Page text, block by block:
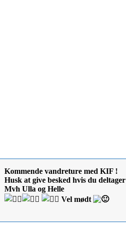
Kommende vandreture med KIF !
Husk at give besked hvis du deltager
Mvh Ulla og Helle
Vel mødt